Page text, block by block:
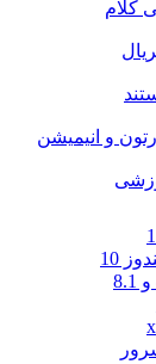
کلام
و انیمیشن
10